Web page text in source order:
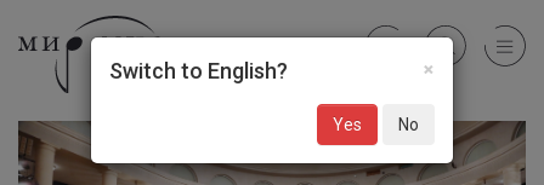
×
Switch to English?
Yes No